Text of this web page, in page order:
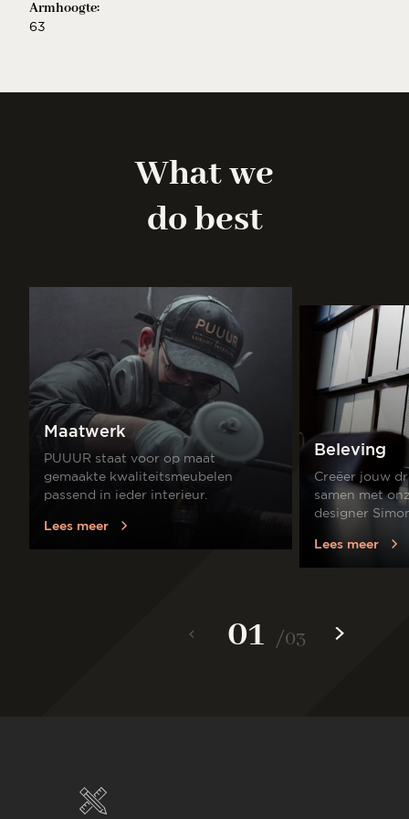
Armhoogte:
63
What we
do best
01 /03
Maatwerk
PUUUR staat voor op maat
gemaakte kwaliteitsmeubelen
passend in ieder interieur.
Lees meer
Beleving
Creëer jouw
samen met
designer
Lees meer